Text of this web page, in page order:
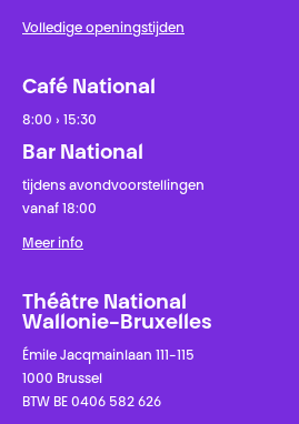
Volledige openingstijden
Café National
8:00 › 15:30
Bar National
tijdens avondvoorstellingen
vanaf 18:00
Meer info
Théâtre National
Wallonie-Bruxelles
Émile Jacqmainlaan 111-115
1000 Brussel
BTW BE 0406 582 626